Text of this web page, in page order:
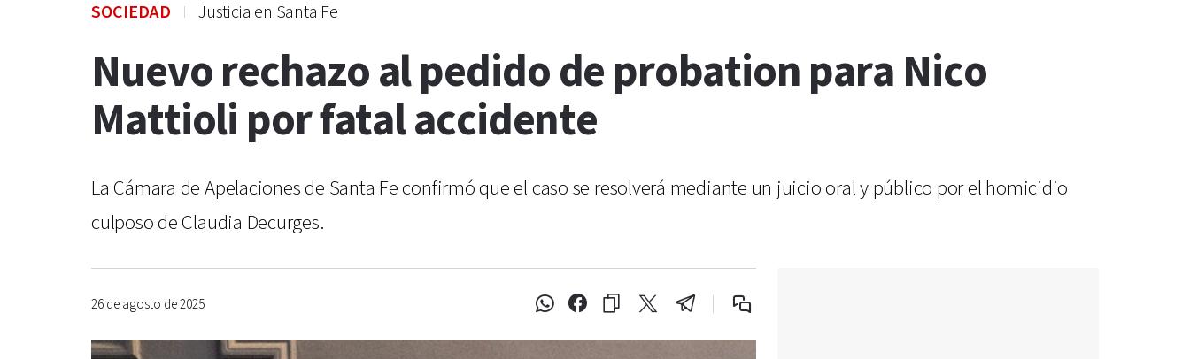
SOCIEDAD Justicia en Santa Fe
Nuevo rechazo al pedido de probation para Nico
Mattioli por fatal accidente
La Cámara de Apelaciones de Santa Fe confirmó que el caso se resolverá mediante un juicio oral y público por el homicidio
culposo de Claudia Decurges.
26 de agosto de 2025